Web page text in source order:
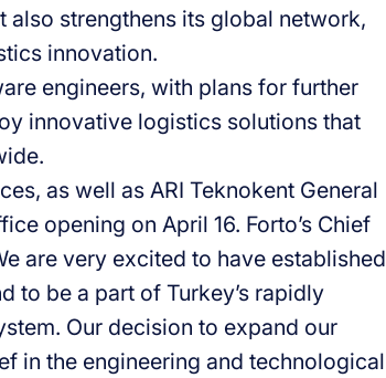
also strengthens its global network,
innovation.
engineers, with plans for further
innovative logistics solutions that
as well as ARI Teknokent General
opening on April 16. Forto’s Chief
are very excited to have established
to be a part of Turkey’s rapidly
Our decision to expand our
in the engineering and technological